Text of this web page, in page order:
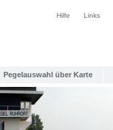
Hilfe Links
Pegelauswahl über Karte